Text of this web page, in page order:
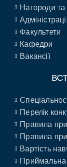
Нагороди та
Факультети
Кафедри
Вакансії
Перелік
Правила
Правила
Вартість
Приймальна